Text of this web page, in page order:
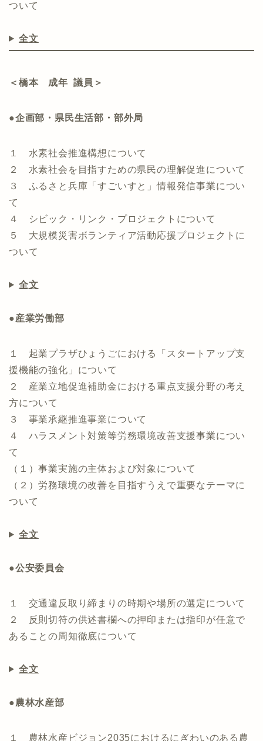
ついて
全文
＜橋本 成年 議員＞
●企画部・県民生活部・部外局
１ 水素社会推進構想について
２ 水素社会を目指すための県民の理解促進について
３ ふるさと兵庫「すごいすと」情報発信事業につい
て
４ シビック・リンク・プロジェクトについて
５ 大規模災害ボランティア活動応援プロジェクトに
ついて
全文
●産業労働部
１ 起業プラザひょうごにおける「スタートアップ支
援機能の強化」について
２ 産業立地促進補助金における重点支援分野の考え
方について
３ 事業承継推進事業について
４ ハラスメント対策等労務環境改善支援事業につい
て
（１）事業実施の主体および対象について
（２）労務環境の改善を目指すうえで重要なテーマに
ついて
全文
●公安委員会
１ 交通違反取り締まりの時期や場所の選定について
２ 反則切符の供述書欄への押印または指印が任意で
あることの周知徹底について
全文
●農林水産部
１ 農林水産ビジョン2035におけるにぎわいのある農